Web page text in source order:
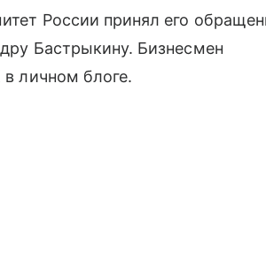
России принял его
Бастрыкину. Бизнесмен
личном блоге.